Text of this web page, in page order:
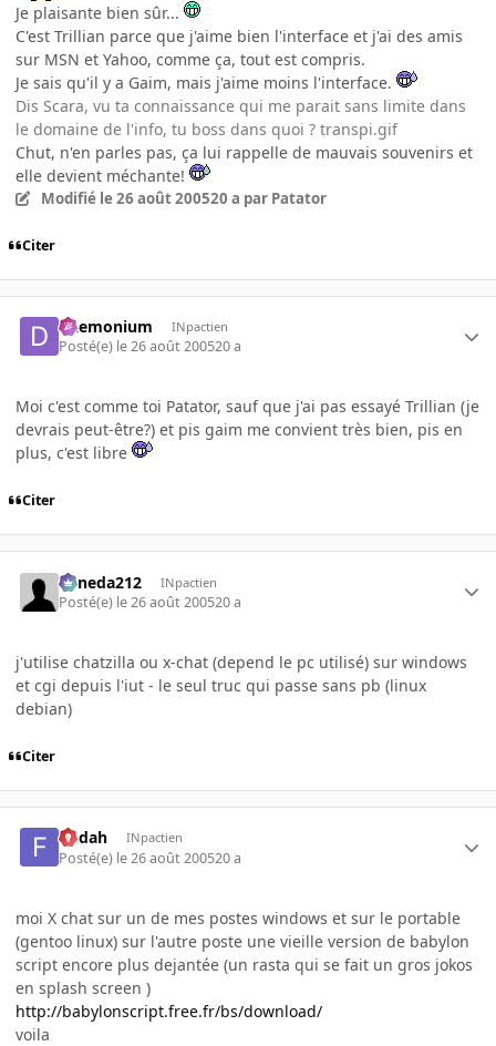
Je plaisante bien sûr...
C'est Trillian parce que j'aime bien l'interface et j'ai des amis
sur MSN et Yahoo, comme ça, tout est compris.
Je sais qu'il y a Gaim, mais j'aime moins l'interface.
Dis Scara, vu ta connaissance qui me parait sans limite dans
le domaine de l'info, tu boss dans quoi ? transpi.gif
Chut, n'en parles pas, ça lui rappelle de mauvais souvenirs et
elle devient méchante!
Modifié le 26 août 200520 a par Patator
Citer
Daemonium INpactien
Posté(e) le 26 août 200520 a
Moi c'est comme toi Patator, sauf que j'ai pas essayé Trillian (je
devrais peut-être?) et pis gaim me convient très bien, pis en
plus, c'est libre
Citer
keneda212 INpactien
Posté(e) le 26 août 200520 a
j'utilise chatzilla ou x-chat (depend le pc utilisé) sur windows
et cgi depuis l'iut - le seul truc qui passe sans pb (linux
debian)
Citer
fledah INpactien
Posté(e) le 26 août 200520 a
moi X chat sur un de mes postes windows et sur le portable
(gentoo linux) sur l'autre poste une vieille version de babylon
script encore plus dejantée (un rasta qui se fait un gros jokos
en splash screen )
http://babylonscript.free.fr/bs/download/
voila